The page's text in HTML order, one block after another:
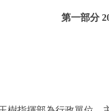
第一部分